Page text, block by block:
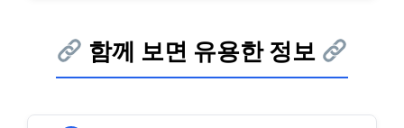
함께 보면 유용한 정보